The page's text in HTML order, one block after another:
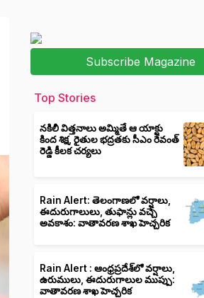
Subscribe Magazine
Top Stories
నకిలీ విత్తనాలు అమ్మితే ఆ యాక్టు
కింద శిక్ష, రైతుల భద్రతకు సీఎం రేవంత్
రెడ్డి కీలక చర్యలు
Rain Alert: తెలంగాణలో వర్షాలు,
ఈదురుగాలులు, తుఫాన్లు వచ్చే
అవకాశం: వాతావరణ శాఖ హెచ్చరిక
Rain Alert : ఆంధ్రప్రదేశ్‌లో వర్షాలు,
ఉరుములు, ఈదురుగాలుల ముప్పు:
వాతావరణ శాఖ హెచ్చరిక